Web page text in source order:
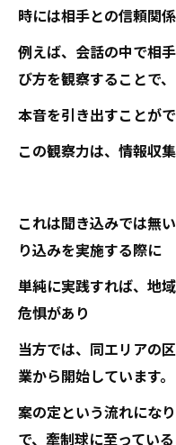
時には相手との信頼関
例えば、会話の中で相
び方を観察することで、
本音を引き出すことがで
この観察力は、情報収
これは聞き込みでは無
り込みを実施する際に
単純に実践すれば、地
危惧があり
当方では、同エリアの
業から開始しています。
案の定という流れにな
で、牽制球に至ってい